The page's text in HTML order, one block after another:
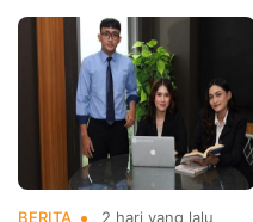
Kementerian Koperasi
BERITA 2 hari yang lalu